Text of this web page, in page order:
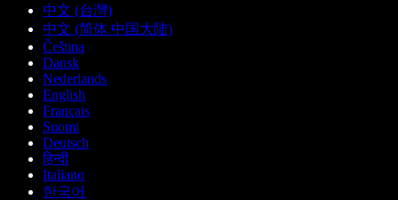
中文 (台灣)
中文 (简体 中国大陆)
Čeština
Dansk
Nederlands
English
Français
Suomi
Deutsch
हिन्दी
Italiano
한국어